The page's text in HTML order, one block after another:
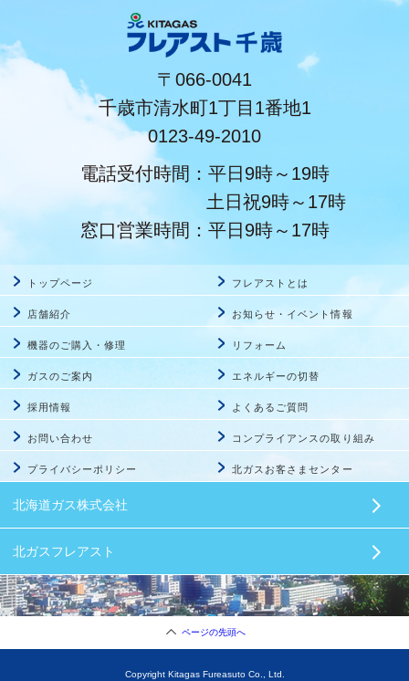
〒066-0041
千歳市清水町1丁目1番地1
0123-49-2010
電話受付時間：平日9時～19時
土日祝9時～17時
窓口営業時間：平日9時～17時
トップページ フレアストとは
店舗紹介 お知らせ・イベント情報
機器のご購入・修理 リフォーム
ガスのご案内 エネルギーの切替
採用情報 よくあるご質問
お問い合わせ コンプライアンスの取り組み
プライバシーポリシー 北ガスお客さまセンター
北海道ガス株式会社
北ガスフレアスト
ページの先頭へ
Copyright Kitagas Fureasuto Co., Ltd.